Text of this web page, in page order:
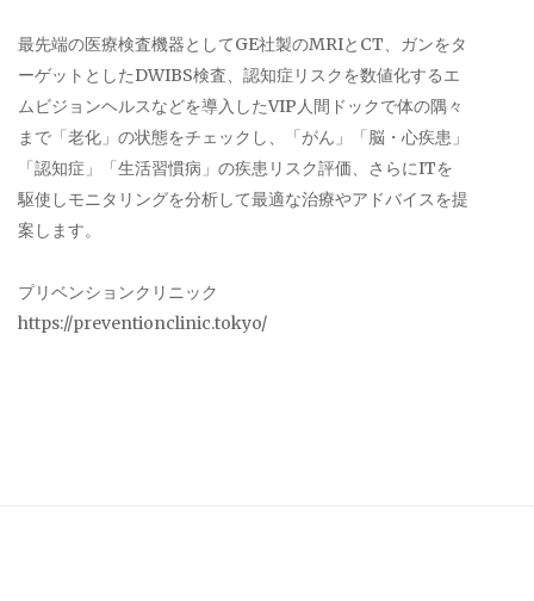
最先端の医療検査機器としてGE社製のMRIとCT、ガンをタ
ーゲットとしたDWIBS検査、認知症リスクを数値化するエ
ムビジョンヘルスなどを導入したVIP人間ドックで体の隅々
まで「老化」の状態をチェックし、「がん」「脳・心疾患」
「認知症」「生活習慣病」の疾患リスク評価、さらにITを
駆使しモニタリングを分析して最適な治療やアドバイスを提
案します。
プリベンションクリニック
https://preventionclinic.tokyo/